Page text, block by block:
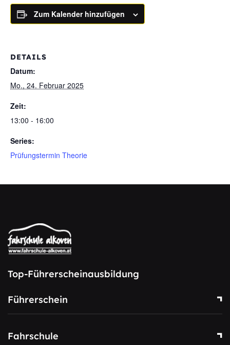
Zum Kalender hinzufügen
DETAILS
Datum:
Mo., 24. Februar 2025
Zeit:
13:00 - 16:00
Series:
Prüfungstermin Theorie
Top-Führerscheinausbildung
Führerschein
Fahrschule